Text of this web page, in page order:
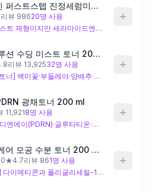
Login
파티온 노스카나인 퍼스트스텝 진정세럼미스트 150 ml
리뷰 98620명 사용
[진정 세럼미스트] 미스트 제형이지만 세라마이드엔피·자일리톨·피토스테릴/옥틸도데실라우로일글루타메이트 등 장벽 보완 성분과 징크피씨에이·흰버드나무껍질추출물·녹차·쑥잎추출물 등 이 제품에만 있는 복합 진정·피지 밸런싱 성분이 함께 설계되어 있어요. 단순한 수분 보충보다 여름철 지성·트러블성 피부의 진정과 피지 컨트롤을 동시에 노리는 구성이에요. 다만 세럼급 복합 성분으로 구성되어 있어 가볍고 산뜻한 수분감만 원하는 분께는 기대와 체감이 다를 수 있어요.
마데카21 테카 솔루션 수딩 미스트 토너 200 ml
리뷰 13,92532명 사용
[식물성 수딩 미스트 토너] 백미꽃·부들레야·양배추·브로콜리 등 다수의 식물 복합 추출물과 글리세릴글루코사이드·베타인을 고유 성분으로 갖춰, 예민하고 붉어지기 쉬운 피부의 진정에 집중한 설계예요. 다만 다이페닐다이메티콘과 트라이에틸헥사노인 등 실리콘·오일에스터 계열 성분이 이 제품에만 포함되어 있어, 비교 군 내에서 상대적으로 텍스처가 가볍지 않을 수 있어요. 진정이 최우선인 민감성·트러블성 지성 피부에는 잘 맞지만, 여름철 가장 산뜻한 사용감을 원하는 분은 주의하세요.
광채토너 200 ml
11,9218명 사용
[광채 토너로션] 소듐디엔에이(PDRN)·글루타티온·하이드롤라이즈드엘라스틴 등 이 제품에만 있는 성분으로 피부 광채와 리페어 설계에 초점이 맞춰져 있어요. 에틸헥실팔미테이트·세틸에틸헥사노에이트·스테아릴알코올 등 지방 계열 성분이 다수 포함되어 토너 제형치고 밀도감이 있는 편으로, 순수하게 가볍고 산뜻한 수분감을 기대한다면 체감 차이가 있을 수 있어요. 여름 지성 피부에서 수분 충전보다 피부결·광채 케어에 더 비중을 두는 분께 어울리는 구성이에요.
케어존 플러스 피케어 모공 수분 토너 200 ml (LG생활건강)
★4.7리뷰 861명 사용
[모공 케어 수분 토너] 다이메티콘과 폴리글리세릴-10 계열 유화제를 고유 성분으로 포함해 모공 블러링과 산뜻한 수분 공급을 함께 노린 설계로, 지성 여름 피부의 모공 고민에 직접적으로 대응하는 구성이에요. 베타-글루칸·클로로제닉애씨드·에델바이스꽃잎추출물도 이 제품에만 있어 진정과 항산화까지 고려되어 있어요. 다만 제라니올 등 향료 유발 성분이 포함되어 있어 트러블성·민감성 피부는 사용 전 패치 테스트를 권장해요.